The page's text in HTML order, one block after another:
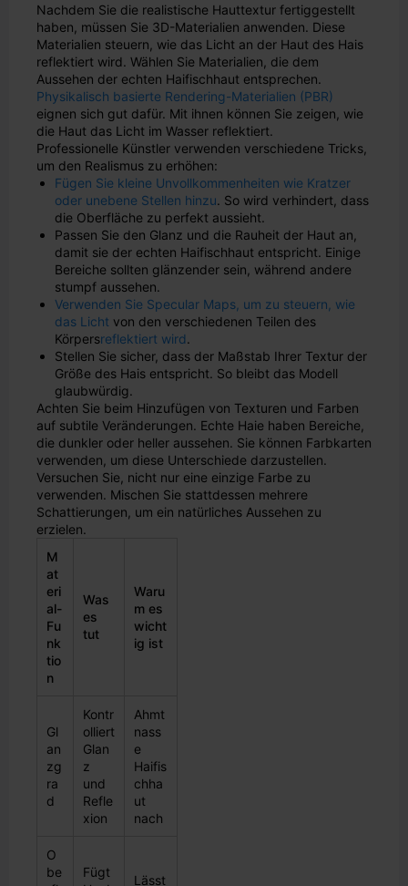
Nachdem Sie die realistische Hauttextur fertiggestellt
haben, müssen Sie 3D-Materialien anwenden. Diese
Materialien steuern, wie das Licht an der Haut des Hais
reflektiert wird. Wählen Sie Materialien, die dem
Aussehen der echten Haifischhaut entsprechen.
Physikalisch basierte Rendering-Materialien (PBR)
eignen sich gut dafür. Mit ihnen können Sie zeigen, wie
die Haut das Licht im Wasser reflektiert.
Professionelle Künstler verwenden verschiedene Tricks,
um den Realismus zu erhöhen:
Fügen Sie kleine Unvollkommenheiten wie Kratzer
oder unebene Stellen hinzu. So wird verhindert, dass
die Oberfläche zu perfekt aussieht.
Passen Sie den Glanz und die Rauheit der Haut an,
damit sie der echten Haifischhaut entspricht. Einige
Bereiche sollten glänzender sein, während andere
stumpf aussehen.
Verwenden Sie Specular Maps, um zu steuern, wie
das Licht von den verschiedenen Teilen des
Körpersreflektiert wird.
Stellen Sie sicher, dass der Maßstab Ihrer Textur der
Größe des Hais entspricht. So bleibt das Modell
glaubwürdig.
Achten Sie beim Hinzufügen von Texturen und Farben
auf subtile Veränderungen. Echte Haie haben Bereiche,
die dunkler oder heller aussehen. Sie können Farbkarten
verwenden, um diese Unterschiede darzustellen.
Versuchen Sie, nicht nur eine einzige Farbe zu
verwenden. Mischen Sie stattdessen mehrere
Schattierungen, um ein natürliches Aussehen zu
erzielen.
M
at
eri
al-
Fu
nk
tio
n
Was
es
tut
Waru
m es
wicht
ig ist
Gl
an
zg
ra
d
Kontr
olliert
Glan
z
und
Refle
xion
Ahmt
nass
e
Haifis
chha
ut
nach
O
be
Fügt
Lässt